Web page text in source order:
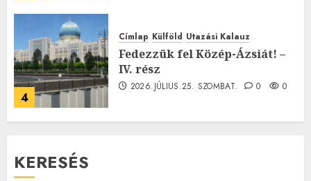
4
Címlap Külföld Utazási Kalauz
Fedezzük fel Közép-Ázsiát! –
IV. rész
2026.JÚLIUS.25. SZOMBAT. 0 0
KERESÉS